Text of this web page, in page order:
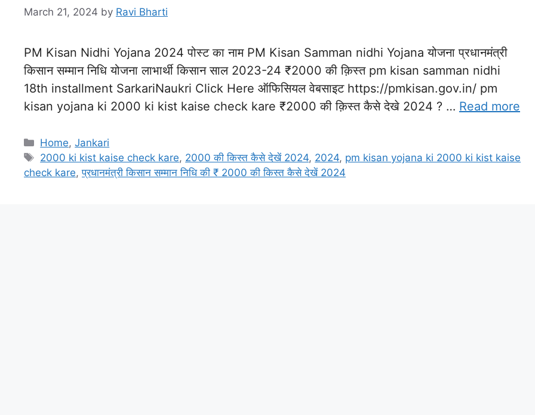
March 21, 2024 by Ravi Bharti
PM Kisan Nidhi Yojana 2024 पोस्ट का नाम PM Kisan Samman nidhi Yojana योजना प्रधानमंत्री
किसान सम्मान निधि योजना लाभार्थी किसान साल 2023-24 ₹2000 की क़िस्त pm kisan samman nidhi
18th installment SarkariNaukri Click Here ऑफिसियल वेबसाइट https://pmkisan.gov.in/ pm
kisan yojana ki 2000 ki kist kaise check kare ₹2000 की क़िस्त कैसे देखे 2024 ? … Read more
Categories
Home,Jankari
Tags
2000 ki kist kaise check kare, 2000 की किस्त कैसे देखें 2024, 2024, pm kisan yojana ki 2000 ki kist kaise
check kare,प्रधानमंत्री किसान सम्मान निधि की ₹ 2000 की किस्त कैसे देखें 2024